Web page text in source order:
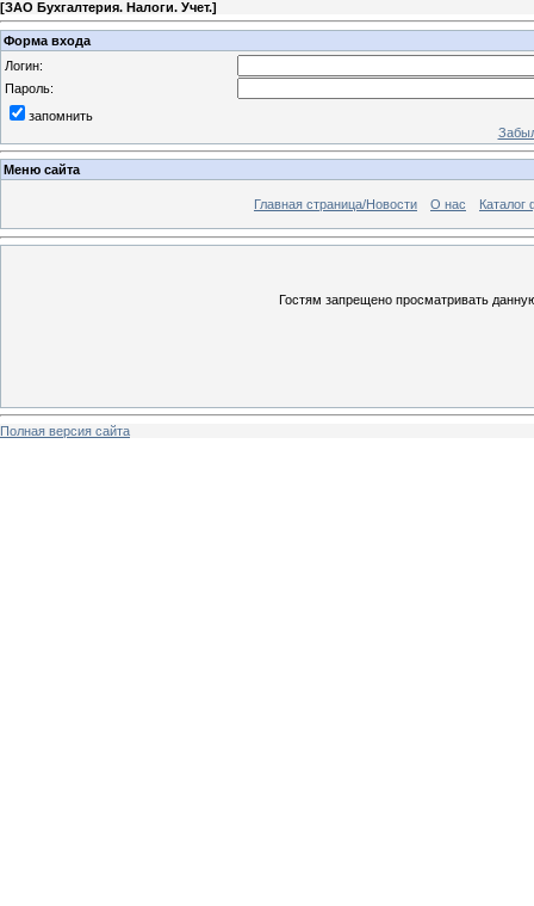
[ЗАО Бухгалтерия. Налоги. Учет.]
Форма входа
Логин:
Пароль:
запомнить
Меню сайта
Главная страница/Новости О нас Каталог
Гостям запрещено просматривать
Полная версия сайта